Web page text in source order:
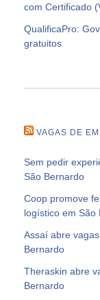
com Certificado
QualificaPro:
gratuitos
VAGAS DE
Sem pedir
São Bernardo
Coop promove
logístico em São
Assaí abre
Bernardo
Theraskin abre
Bernardo